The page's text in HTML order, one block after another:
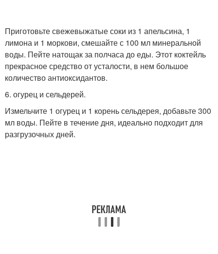
Приготовьте свежевыжатые соки из 1 апельсина, 1
лимона и 1 моркови, смешайте с 100 мл минеральной
воды. Пейте натощак за полчаса до еды. Этот коктейль
прекрасное средство от усталости, в нем большое
количество антиоксидантов.
6. огурец и сельдерей.
Измельчите 1 огурец и 1 корень сельдерея, добавьте 300
мл воды. Пейте в течение дня, идеально подходит для
разгрузочных дней.